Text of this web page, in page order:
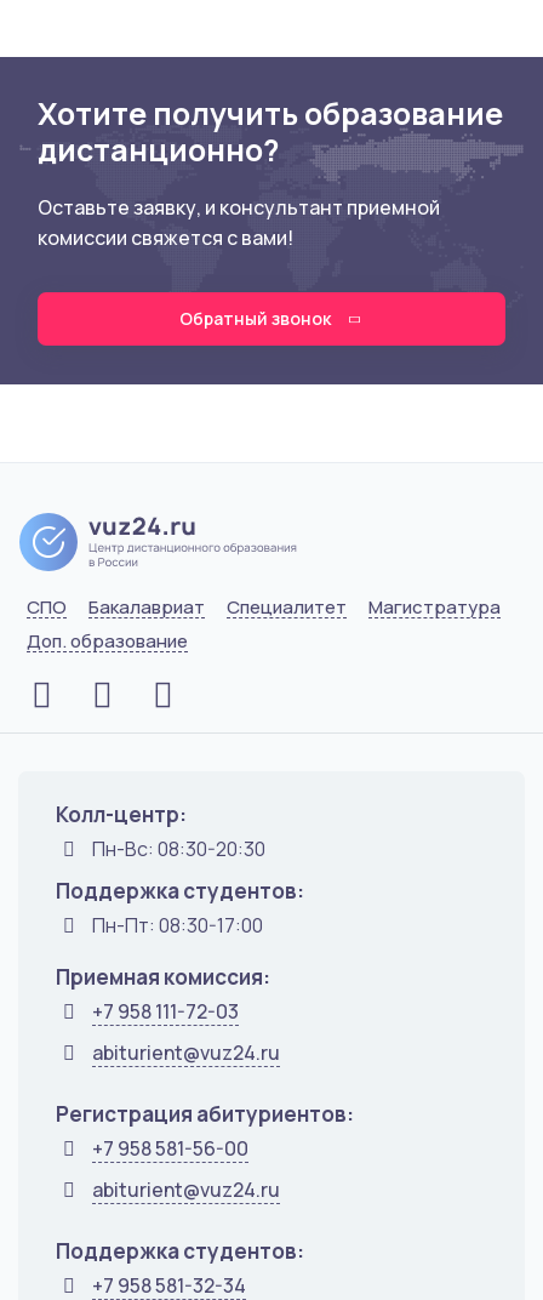
Хотите получить образование
дистанционно?
Оставьте заявку, и консультант приемной
комиссии свяжется с вами!
Обратный звонок
СПО Бакалавриат Специалитет
Магистратура
Доп. образование
Колл-центр:
Пн-Вс: 08:30-20:30
Поддержка студентов:
Пн-Пт: 08:30-17:00
Приемная комиссия:
+7 958 111-72-03
abiturient@vuz24.ru
Регистрация абитуриентов:
+7 958 581-56-00
abiturient@vuz24.ru
Поддержка студентов:
+7 958 581-32-34